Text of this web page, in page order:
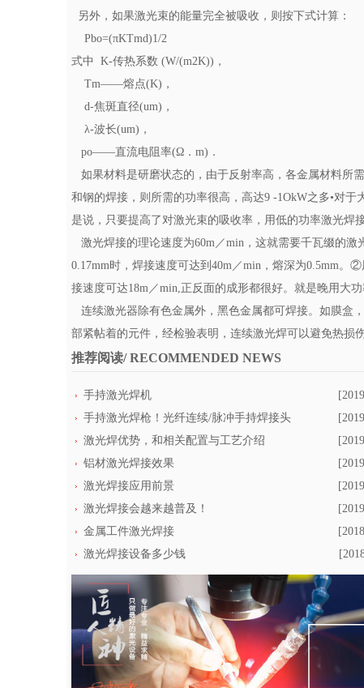
另外，如果激光束的能量完全被吸收，则按下式计算：
Pbo=(πKTmd)1/2
式中 K-传热系数 (W/(m2K))，
Tm——熔点(K)，
d-焦斑直径(um)，
λ-波长(um)，
po——直流电阻率(Ω．m)．
如果材料是研磨状态的，由于反射率高，各金属材料所
和钢的焊接，则所需的功率很高，高达9 -1OkW之多•对
是说，只要提高了对激光束的吸收率，用低的功率激光焊
激光焊接的理论速度为60m／min，这就需要千瓦缀的
0.17mm时，焊接速度可达到40m／min，熔深为0.5mm。
接速度可达18m／min,正反面的成形都很好。就是晚用大
连续激光器除有色金属外，黑色金属都可焊接。如膜盒
部紧帖着的元件，经检验表明，连续激光焊可以避免热损伤
推荐阅读/ RECOMMENDED NEWS
手持激光焊机
手持激光焊枪！光纤连续/脉冲手持焊接头
激光焊优势，和相关配置与工艺介绍
铝材激光焊接效果
激光焊接应用前景
激光焊接会越来越普及！
金属工件激光焊接
激光焊接设备多少钱